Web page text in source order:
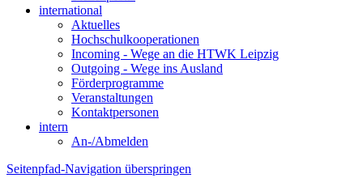
international
Aktuelles
Hochschulkooperationen
Incoming - Wege an die HTWK Leipzig
Outgoing - Wege ins Ausland
Förderprogramme
Veranstaltungen
Kontaktpersonen
intern
An-/Abmelden
Seitenpfad-Navigation überspringen